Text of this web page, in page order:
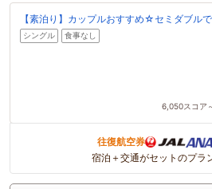
【素泊り】カップルおすすめ☆セミダブル
シングル 食事なし
6,050スコア
往復航空券
宿泊＋交通がセットのプラ